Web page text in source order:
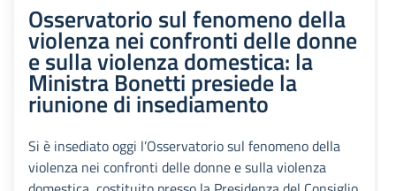
Osservatorio sul fenomeno della
violenza nei confronti delle donne
e sulla violenza domestica: la
Ministra Bonetti presiede la
riunione di insediamento
Si è insediato oggi l’Osservatorio sul fenomeno della
violenza nei confronti delle donne e sulla violenza